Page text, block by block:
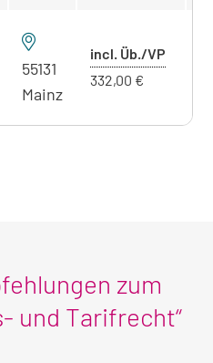
55131
Mainz
incl. Üb./VP
332,00 €
zum
und Tarifrecht“